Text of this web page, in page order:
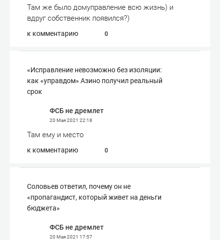
Там же было домуправление всю жизнь) и
вдруг собственник появился?)
к комментарию 0
«Исправление невозможно без изоляции:
как «управдом» Азино получил реальный
срок
ФСБ не дремлет
20 Мая 2021 22:18
Там ему и место
к комментарию 0
Соловьев ответил, почему он не
«пропагандист, который живет на деньги
бюджета»
ФСБ не дремлет
20 Мая 2021 17:57